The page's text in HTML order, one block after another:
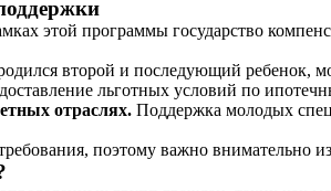
этой программы государство
второй и последующий ребенок,
льготных условий по
отраслях. Поддержка молодых
поэтому важно